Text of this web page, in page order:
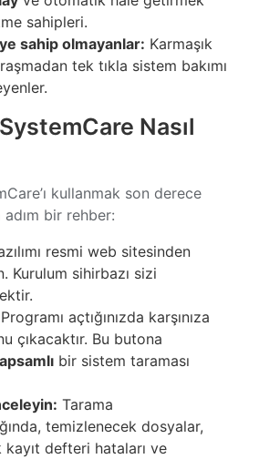
sahipleri.
sahip olmayanlar: Karmaşık
tek tıkla sistem bakımı
Nasıl
kullanmak son derece
bir rehber:
resmi web sitesinden
Kurulum sihirbazı sizi
Programı açtığınızda karşınıza
çıkacaktır. Bu butona
bir sistem taraması
Tarama
temizlenecek dosyalar,
defteri hataları ve